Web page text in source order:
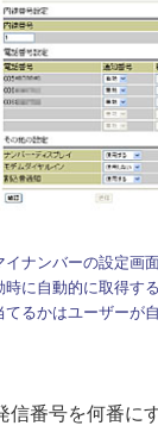
イナンバーの設定画
時に自動的に取得す
るかはユーザーが
番号を何番に